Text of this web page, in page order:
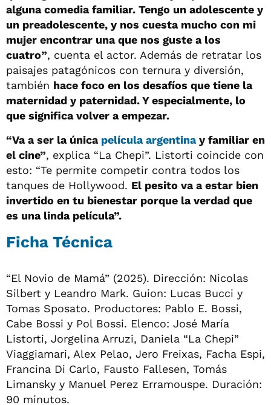
alguna comedia familiar. Tengo un adolescente y
un preadolescente, y nos cuesta mucho con mi
mujer encontrar una que nos guste a los
cuatro”, cuenta el actor. Además de retratar los
paisajes patagónicos con ternura y diversión,
también hace foco en los desafíos que tiene la
maternidad y paternidad. Y especialmente, lo
que significa volver a empezar.
“Va a ser la única película argentinay familiar en
el cine”, explica “La Chepi”. Listorti coincide con
esto: “Te permite competir contra todos los
tanques de Hollywood. El pesito va a estar bien
invertido en tu bienestar porque la verdad que
es una linda película”.
Ficha Técnica
“El Novio de Mamá” (2025). Dirección: Nicolas
Silbert y Leandro Mark. Guion: Lucas Bucci y
Tomas Sposato. Productores: Pablo E. Bossi,
Cabe Bossi y Pol Bossi. Elenco: José María
Listorti, Jorgelina Arruzi, Daniela “La Chepi”
Viaggiamari, Alex Pelao, Jero Freixas, Facha Espi,
Francina Di Carlo, Fausto Fallesen, Tomás
Limansky y Manuel Perez Erramouspe. Duración:
90 minutos.